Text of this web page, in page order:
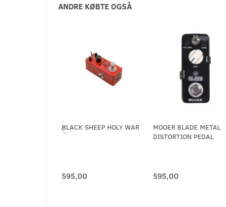
ANDRE KØBTE OGSÅ
BLACK SHEEP HOLY WAR
595,00
MOOER BLADE METAL
DISTORTION PEDAL
595,00